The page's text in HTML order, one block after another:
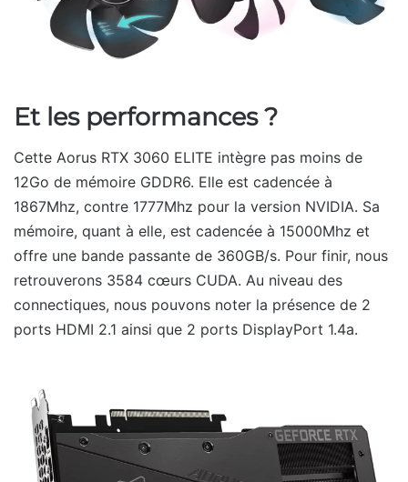
Et les performances ?
Cette Aorus RTX 3060 ELITE intègre pas moins de
12Go de mémoire GDDR6. Elle est cadencée à
1867Mhz, contre 1777Mhz pour la version NVIDIA. Sa
mémoire, quant à elle, est cadencée à 15000Mhz et
offre une bande passante de 360GB/s. Pour finir, nous
retrouverons 3584 cœurs CUDA. Au niveau des
connectiques, nous pouvons noter la présence de 2
ports HDMI 2.1 ainsi que 2 ports DisplayPort 1.4a.